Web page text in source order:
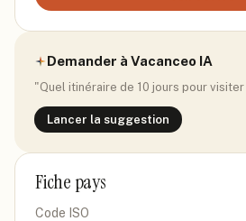
Demander à Vacanceo IA
"Quel itinéraire de 10 jours pour visiter
Lancer la suggestion
Fiche pays
Code ISO